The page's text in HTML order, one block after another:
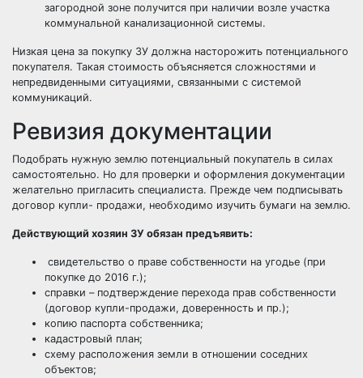
загородной зоне получится при наличии возле участка
коммунальной канализационной системы.
Низкая цена за покупку ЗУ должна насторожить потенциального
покупателя. Такая стоимость объясняется сложностями и
непредвиденными ситуациями, связанными с системой
коммуникаций.
Ревизия документации
Подобрать нужную землю потенциальный покупатель в силах
самостоятельно. Но для проверки и оформления документации
желательно пригласить специалиста. Прежде чем подписывать
договор купли- продажи, необходимо изучить бумаги на землю.
Действующий хозяин ЗУ обязан предъявить:
свидетельство о праве собственности на угодье (при
покупке до 2016 г.);
справки – подтверждение перехода прав собственности
(договор купли-продажи, доверенность и пр.);
копию паспорта собственника;
кадастровый план;
схему расположения земли в отношении соседних
объектов;